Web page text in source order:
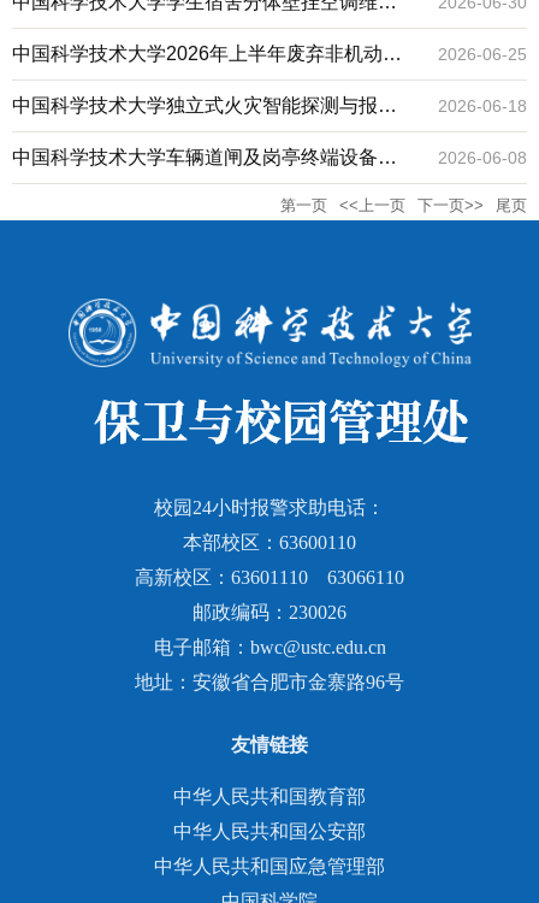
和清洗服务项目磋商公告
中国科学技术大学2026年上半年废弃非机动车
回收处置询价函
2026-06-25
中国科学技术大学独立式火灾智能探测与报警
系统建设招标公告
2026-06-18
中国科学技术大学车辆道闸及岗亭终端设备采 2026-06-08
第一页 <<上一页 下一页>> 尾页
校园24小时报警求助电话：
本部校区：63600110
高新校区：63601110 63066110
邮政编码：230026
电子邮箱：bwc@ustc.edu.cn
地址：安徽省合肥市金寨路96号
友情链接
中华人民共和国教育部
中华人民共和国公安部
中华人民共和国应急管理部